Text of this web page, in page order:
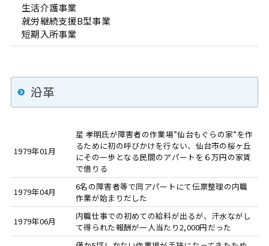
生活介護事業
就労継続支援B型事業
短期入所事業
沿革
1979年01月
星 孝明氏が障害者の作業場”仙台もぐらの家”を作
るために初の呼びかけを行ない、仙台市の桜ヶ丘
にその一歩となる民間のアパートを６万円の家賃
で借りる
1979年04月
6名の障害者等で同アパートにて伝票整理の内職
作業が始まりだした
1979年06月
内職仕事での初めての給料が出るが、汗水ながし
て得られた報酬が一人当たり2,000円だった